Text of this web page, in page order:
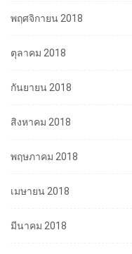
พฤศจิกายน 2018
ตุลาคม 2018
กันยายน 2018
สิงหาคม 2018
พฤษภาคม 2018
เมษายน 2018
มีนาคม 2018